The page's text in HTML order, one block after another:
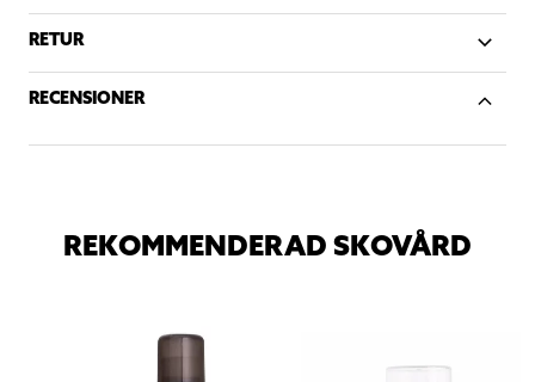
RETUR
RECENSIONER
REKOMMENDERAD SKOVÅRD